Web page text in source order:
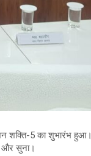
शक्ति-5 का शुभारंभ
और सुना।